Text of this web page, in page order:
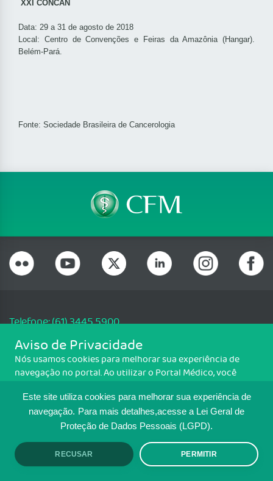
Este site utiliza cookies para melhorar sua experiência de
navegação. Para mais detalhes,acesse a Lei Geral de
Proteção de Dados Pessoais (LGPD).
RECUSAR PERMITIR
XXI CONCAN
Data: 29 a 31 de agosto de 2018
Local: Centro de Convenções e Feiras da Amazônia (Hangar).
Belém-Pará.
Fonte: Sociedade Brasileira de Cancerologia
Telefone: (61) 3445 5900
Email: cfm@portalmedico.org.br
SGAS 616, Conjunto D, Lote 115, L2 Sul, Brasília/DF - CEP: 70200-760 -
CNPJ: 33.583.550/0001-30
MAPA DO SITE
TRANSPARÊNCIA E PRESTAÇÃO DE
CONTAS
Aviso de Privacidade
Nós usamos cookies para melhorar sua experiência de
navegação no portal. Ao utilizar o Portal Médico, você
Para ter mais informações sobre como isso é feito, acesse
Política de cookies. Se você concorda, clique em ACEITO.
ACEITO